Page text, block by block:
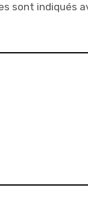
sont indiqués